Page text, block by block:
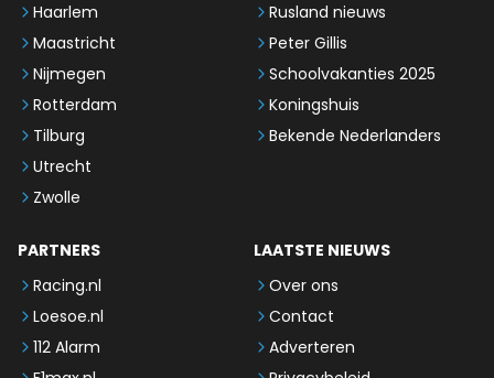
Haarlem
Maastricht
Nijmegen
Rotterdam
Tilburg
Utrecht
Zwolle
Rusland nieuws
Peter Gillis
Schoolvakanties 2025
Koningshuis
Bekende Nederlanders
PARTNERS
Racing.nl
Loesoe.nl
112 Alarm
LAATSTE NIEUWS
Over ons
Contact
Adverteren